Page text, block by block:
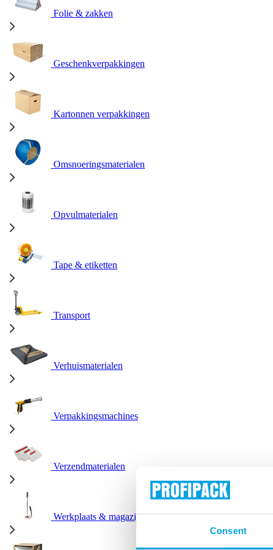
Consent
Folie & zakken
Geschenkverpakkingen
Kartonnen verpakkingen
Omsnoeringsmaterialen
Opvulmaterialen
Tape & etiketten
Transport
Verhuismaterialen
Verpakkingsmachines
Verzendmaterialen
Werkplaats & magazijn